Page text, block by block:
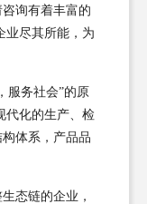
询有着丰富的
业尽其所能，为
服务社会”的原
代化的生产、检
体系，产品品
态链的企业，